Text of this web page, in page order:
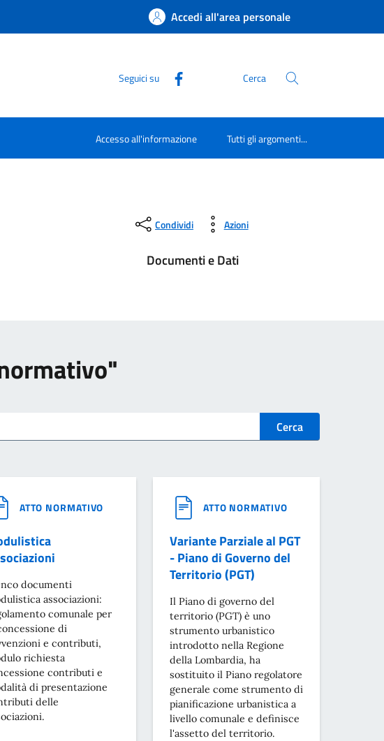
Accedi all'area personale
Seguici su Cerca
Accesso all'informazione Tutti gli argomenti...
Condividi Azioni
Documenti e Dati
Cerca
ATTO NORMATIVO
documenti
associazioni:
comunale per
di
e contributi,
richiesta
contributi e
di presentazione
delle
ATTO NORMATIVO
Variante Parziale al PGT
- Piano di Governo del
Territorio (PGT)
Il Piano di governo del
territorio (PGT) è uno
strumento urbanistico
introdotto nella Regione
della Lombardia, ha
sostituito il Piano regolatore
generale come strumento di
pianificazione urbanistica a
livello comunale e definisce
l'assetto del territorio.